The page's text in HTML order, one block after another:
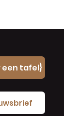
een tafel}